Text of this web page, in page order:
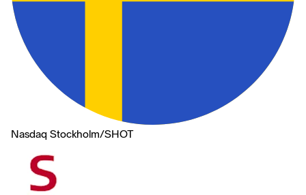
Nasdaq Stockholm/SHOT